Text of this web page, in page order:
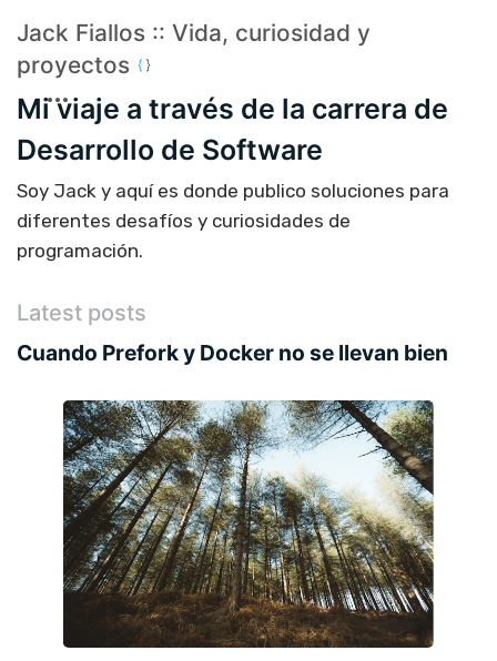
Jack Fiallos :: Vida, curiosidad y
proyectos
Mi viaje a través de la carrera de
Desarrollo de Software
Soy Jack y aquí es donde publico soluciones para
diferentes desafíos y curiosidades de
programación.
Latest posts
Cuando Prefork y Docker no se llevan bien